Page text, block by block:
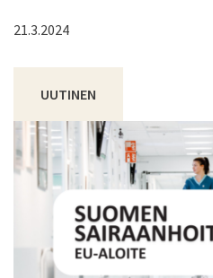
21.3.2024
UUTINEN